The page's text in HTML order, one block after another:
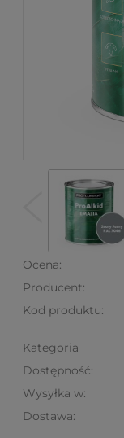
Ocena:
Producent:
Kod produktu:
Kategoria
Dostępność:
Wysyłka w:
Dostawa: